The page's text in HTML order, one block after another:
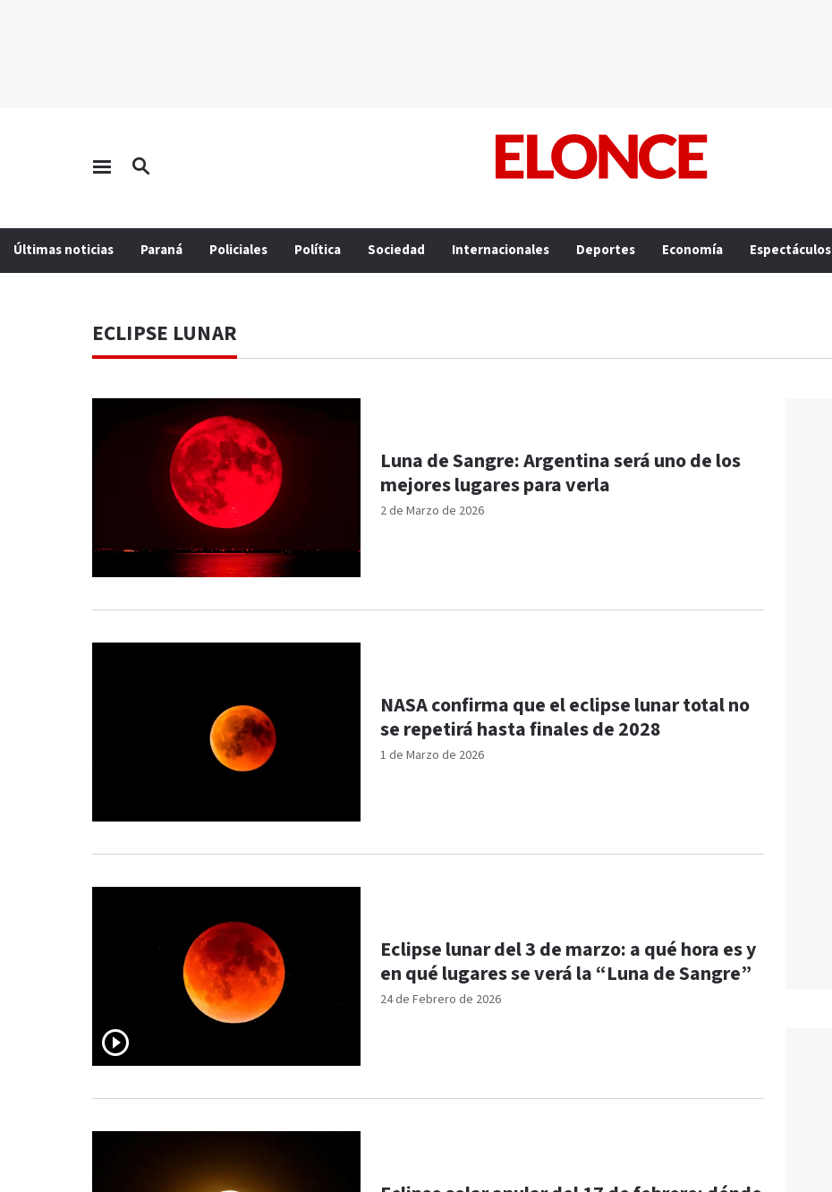
Últimas noticias Paraná Policiales Política Sociedad Internacionales Deportes Economía Espectáculos
ECLIPSE LUNAR
2 de Marzo de 2026
Luna de Sangre: Argentina será uno de los
mejores lugares para verla
1 de Marzo de 2026
NASA confirma que el eclipse lunar total no
se repetirá hasta finales de 2028
24 de Febrero de 2026
Eclipse lunar del 3 de marzo: a qué hora es y
en qué lugares se verá la “Luna de Sangre”